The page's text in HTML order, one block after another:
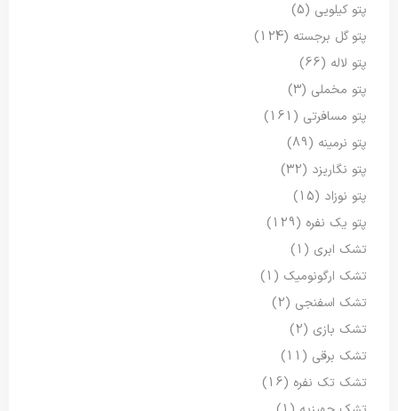
پتو کیلویی (5)
پتو گل برجسته (124)
پتو لاله (66)
پتو مخملی (3)
پتو مسافرتی (161)
پتو نرمینه (89)
پتو نگاریزد (32)
پتو نوزاد (15)
پتو یک نفره (129)
تشک ابری (1)
تشک ارگونومیک (1)
تشک اسفنجی (2)
تشک بازی (2)
تشک برقی (11)
تشک تک نفره (16)